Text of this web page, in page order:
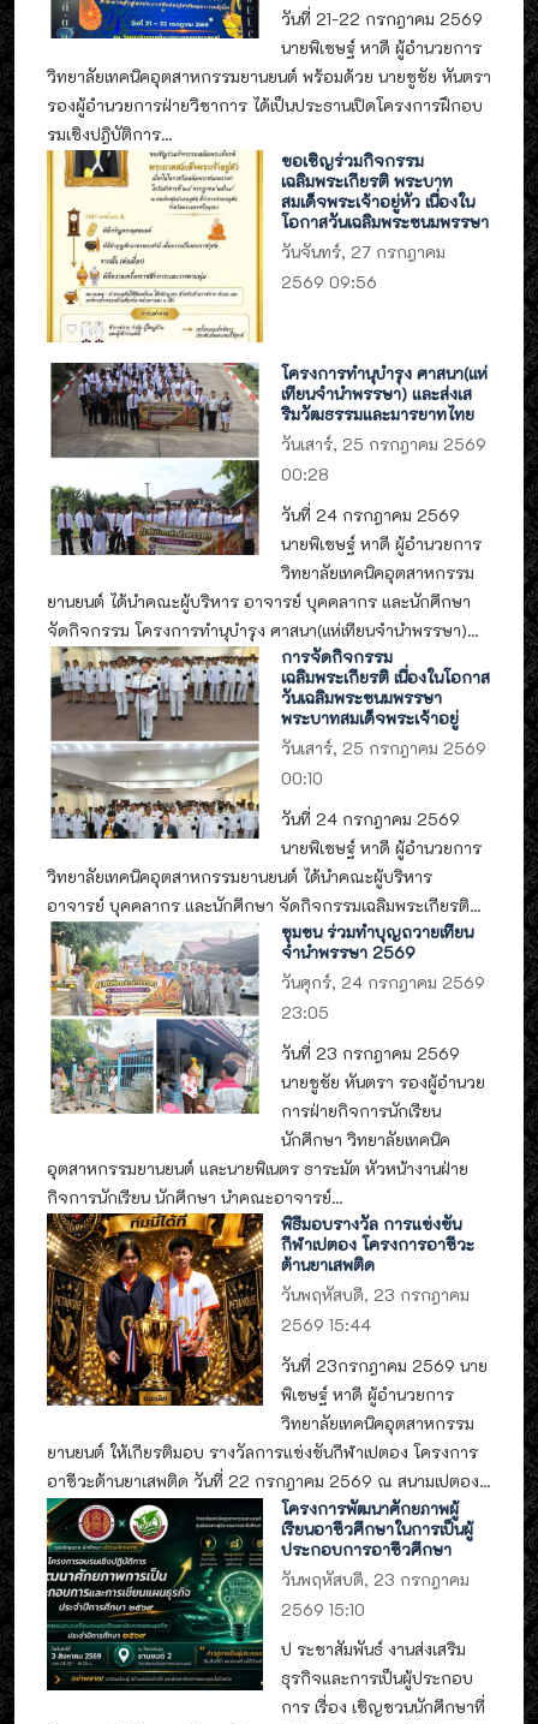
วันที่ 21-22 กรกฎาคม 2569
นายพิเชษฐ์ หาดี ผู้อำนวยการ
วิทยาลัยเทคนิคอุตสาหกรรมยานยนต์ พร้อมด้วย นายชูชัย หันตรา
รองผู้อำนวยการฝ่ายวิชาการ ได้เป็นประธานเปิดโครงการฝึกอบ
รมเชิงปฎิบัติการ...
ขอเชิญร่วมกิจกรรม
เฉลิมพระเกียรติ พระบาท
สมเด็จพระเจ้าอยู่หัว เนื่องใน
โอกาสวันเฉลิมพระชนมพรรษา
วันจันทร์, 27 กรกฎาคม
2569 09:56
โครงการทำนุบำรุง ศาสนา(แห่
เทียนจำนำพรรษา) และส่งเส
ริมวัฒธรรมและมารยาทไทย
วันเสาร์, 25 กรกฎาคม 2569
00:28
วันที่ 24 กรกฎาคม 2569
นายพิเชษฐ์ หาดี ผู้อำนวยการ
วิทยาลัยเทคนิคอุตสาหกรรม
ยานยนต์ ได้นำคณะผู้บริหาร อาจารย์ บุคคลากร และนักศึกษา
จัดกิจกรรม โครงการทำนุบำรุง ศาสนา(แห่เทียนจำนำพรรษา)...
การจัดกิจกรรม
เฉลิมพระเกียรติ เนื่องในโอกาส
วันเฉลิมพระชนมพรรษา
พระบาทสมเด็จพระเจ้าอยู่
วันเสาร์, 25 กรกฎาคม 2569
00:10
วันที่ 24 กรกฎาคม 2569
นายพิเชษฐ์ หาดี ผู้อำนวยการ
วิทยาลัยเทคนิคอุตสาหกรรมยานยนต์ ได้นำคณะผู้บริหาร
อาจารย์ บุคคลากร และนักศึกษา จัดกิจกรรมเฉลิมพระเกียรติ...
ชุมชน ร่วมทำบุญถวายเทียน
จำนำพรรษา 2569
วันศุกร์, 24 กรกฎาคม 2569
23:05
วันที่ 23 กรกฎาคม 2569
นายชูชัย หันตรา รองผู้อำนวย
การฝ่ายกิจการนักเรียน
นักศึกษา วิทยาลัยเทคนิค
อุตสาหกรรมยานยนต์ และนายพิเนตร ธาระมัต หัวหน้างานฝ่าย
กิจการนักเรียน นักศึกษา นำคณะอาจารย์...
พิธีมอบรางวัล การแข่งขัน
กีฬาเปตอง โครงการอาชีวะ
ต้านยาเสพติด
วันพฤหัสบดี, 23 กรกฎาคม
2569 15:44
วันที่ 23กรกฎาคม 2569 นาย
พิเชษฐ์ หาดี ผู้อำนวยการ
วิทยาลัยเทคนิคอุตสาหกรรม
ยานยนต์ ให้เกียรติมอบ รางวัลการแข่งขันกีฬาเปตอง โครงการ
อาชีวะต้านยาเสพติด วันที่ 22 กรกฎาคม 2569 ณ สนามเปตอง...
โครงการพัฒนาศักยภาพผู้
เรียนอาชีวศึกษาในการเป็นผู้
ประกอบการอาชีวศึกษา
วันพฤหัสบดี, 23 กรกฎาคม
2569 15:10
ป ระชาสัมพันธ์ งานส่งเสริม
ธุรกิจและการเป็นผู้ประกอบ
การ เรื่อง เชิญชวนนักศึกษาที่